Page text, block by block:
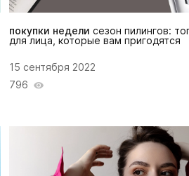
покупки недели сезон пилингов:
для лица, которые вам пригодятся
15 сентября 2022
796